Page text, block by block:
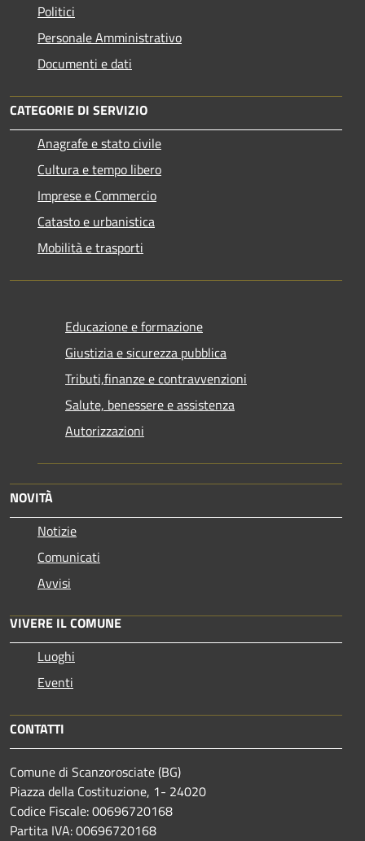
Politici
Personale Amministrativo
Documenti e dati
CATEGORIE DI SERVIZIO
Anagrafe e stato civile
Cultura e tempo libero
Imprese e Commercio
Catasto e urbanistica
Mobilità e trasporti
Educazione e formazione
Giustizia e sicurezza pubblica
Tributi,finanze e contravvenzioni
Salute, benessere e assistenza
Autorizzazioni
NOVITÀ
Notizie
Comunicati
Avvisi
VIVERE IL COMUNE
Luoghi
Eventi
CONTATTI
Comune di Scanzorosciate (BG)
Piazza della Costituzione, 1- 24020
Codice Fiscale: 00696720168
Partita IVA: 00696720168